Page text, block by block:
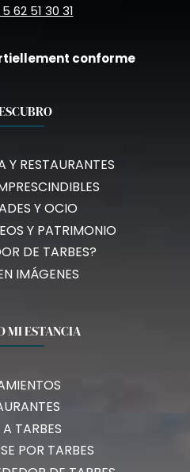
62 51 30 31
conforme
RESTAURANTES
Y OCIO
Y PATRIMONIO
DE TARBES?
IMÁGENES
MI ESTANCIA
TARBES
POR TARBES